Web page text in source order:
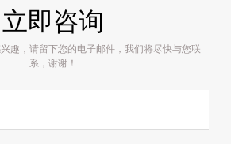
立即咨询
趣，请留下您的电子邮件，我们将尽快与您联
系，谢谢！